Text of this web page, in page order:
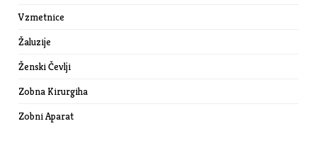
Vzmetnice
Žaluzije
Ženski Čevlji
Zobna Kirurgiha
Zobni Aparat